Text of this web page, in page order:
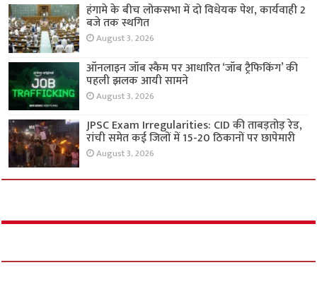
हंगामे के बीच लोकसभा में दो विधेयक पेश, कार्यवाही 2
बजे तक स्थगित
August 3, 2026
ऑनलाइन जॉब स्कैम पर आधारित ‘जॉब ट्रैफिकिंग’ की
पहली झलक आयी सामने
August 3, 2026
JPSC Exam Irregularities: CID की ताबड़तोड़ रेड,
रांची समेत कई जिलों में 15-20 ठिकानों पर छापेमारी
August 3, 2026